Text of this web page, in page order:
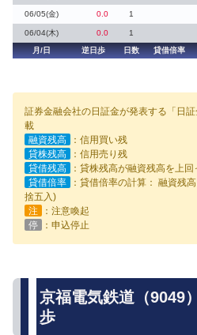
06/05(金) 0.0 1
06/04(木) 0.0 1
月/日
逆日歩 日数 貸借倍率
証券金融会社の日証金が発表する「日
載
融資残高
：信用買い残
貸株残高
：信用売り残
貸借残高
：貸株残高が融資残高を上回
貸借倍率
：貸借倍率の計算： 融資残
捨五入)
注
：注意喚起
停
：申込停止
京福電気鉄道（9049
歩